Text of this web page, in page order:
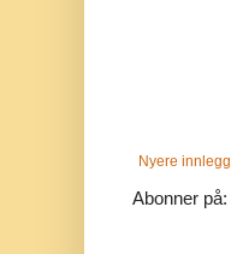
Nyere innlegg
Abonner på: